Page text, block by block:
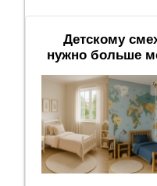
Детскому
нужно больше